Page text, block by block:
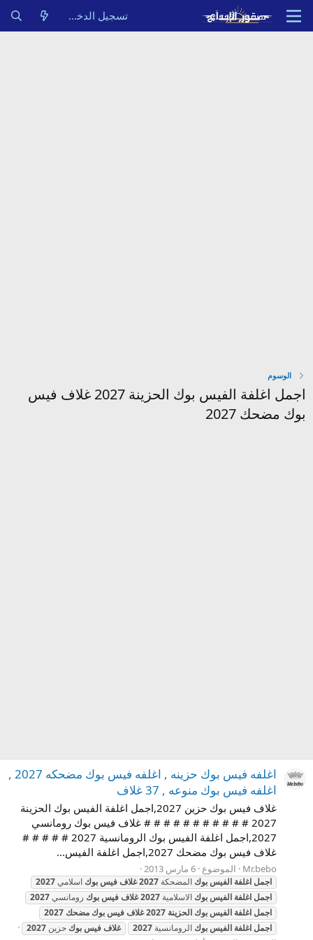
تسجيل الدخول
الوسوم
اجمل اغلفة الفيس بوك الحزينة 2027 غلاف فيس
بوك مضحك 2027
اغلفه فيس بوك حزينه , اغلفه فيس بوك مضحكه 2027 ,
اغلفه فيس بوك منوعه , 37 غلاف
غلاف فيس بوك حزين 2027,اجمل اغلفة الفيس بوك الحزينة
2027 # # # # # # # # # # # غلاف فيس بوك رومانسي
2027,اجمل اغلفة الفيس بوك الرومانسية 2027 # # # # #
غلاف فيس بوك مضحك 2027,اجمل اغلفة الفيس...
Mr.bebo الموضوع 6 مارس 2013
اجمل اغلفة الفيسبوك المضحكة 2027غلاففيسبوك اسلامي2027
اجمل اغلفة الفيسبوك الاسلامية 2027غلاففيسبوك رومانسي2027
اجمل اغلفة الفيسبوك الحزينة 2027غلاففيسبوك مضحك 2027
اجمل اغلفة الفيسبوك الرومانسية 2027 غلاففيسبوك حزين 2027